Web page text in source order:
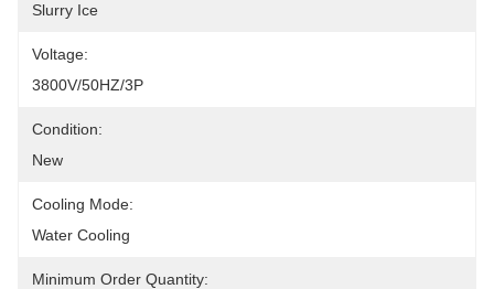
Slurry Ice
Voltage:
3800V/50HZ/3P
Condition:
New
Cooling Mode:
Water Cooling
Minimum Order Quantity: